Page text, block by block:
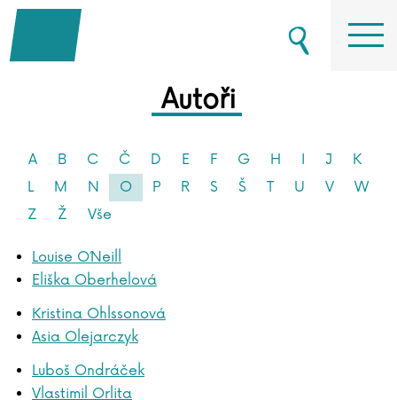
Autoři
A B C Č D E F G H I J
K
L
M N O P R S Š T U V
W
Z
Ž Vše
Louise O´Neill
Eliška Oberhelová
Kristina Ohlssonová
Asia Olejarczyk
Luboš Ondráček
Vlastimil Orlita